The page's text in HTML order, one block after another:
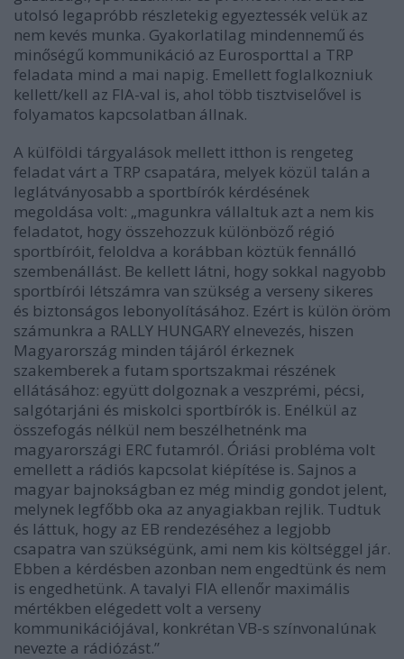
utolsó legapróbb részletekig egyeztessék velük az
nem kevés munka. Gyakorlatilag mindennemű és
minőségű kommunikáció az Eurosporttal a TRP
feladata mind a mai napig. Emellett foglalkozniuk
kellett/kell az FIA-val is, ahol több tisztviselővel is
folyamatos kapcsolatban állnak.
A külföldi tárgyalások mellett itthon is rengeteg
feladat várt a TRP csapatára, melyek közül talán a
leglátványosabb a sportbírók kérdésének
megoldása volt: „magunkra vállaltuk azt a nem kis
feladatot, hogy összehozzuk különböző régió
sportbíróit, feloldva a korábban köztük fennálló
szembenállást. Be kellett látni, hogy sokkal nagyobb
sportbírói létszámra van szükség a verseny sikeres
és biztonságos lebonyolításához. Ezért is külön öröm
számunkra a RALLY HUNGARY elnevezés, hiszen
Magyarország minden tájáról érkeznek
szakemberek a futam sportszakmai részének
ellátásához: együtt dolgoznak a veszprémi, pécsi,
salgótarjáni és miskolci sportbírók is. Enélkül az
összefogás nélkül nem beszélhetnénk ma
magyarországi ERC futamról. Óriási probléma volt
emellett a rádiós kapcsolat kiépítése is. Sajnos a
magyar bajnokságban ez még mindig gondot jelent,
melynek legfőbb oka az anyagiakban rejlik. Tudtuk
és láttuk, hogy az EB rendezéséhez a legjobb
csapatra van szükségünk, ami nem kis költséggel jár.
Ebben a kérdésben azonban nem engedtünk és nem
is engedhetünk. A tavalyi FIA ellenőr maximális
mértékben elégedett volt a verseny
kommunikációjával, konkrétan VB-s színvonalúnak
nevezte a rádiózást.”